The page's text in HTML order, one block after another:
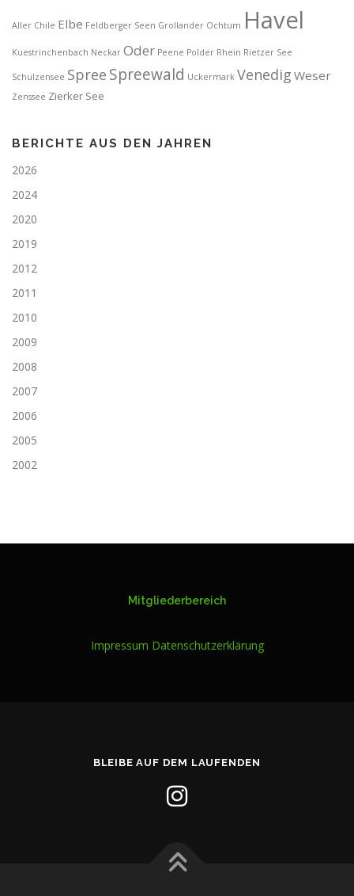
a
t
i
o
Aller Chile Elbe Feldberger Seen Grollander Ochtum Havel
Kuestrinchenbach Neckar Oder Peene Polder Rhein Rietzer See
Schulzensee Spree Spreewald Uckermark Venedig Weser
Zenssee Zierker See
BERICHTE AUS DEN JAHREN
2026
2024
2020
2019
2012
2011
2010
2009
2008
2007
2006
2005
2002
Mitgliederbereich
Impressum Datenschutzerklärung
BLEIBE AUF DEM LAUFENDEN